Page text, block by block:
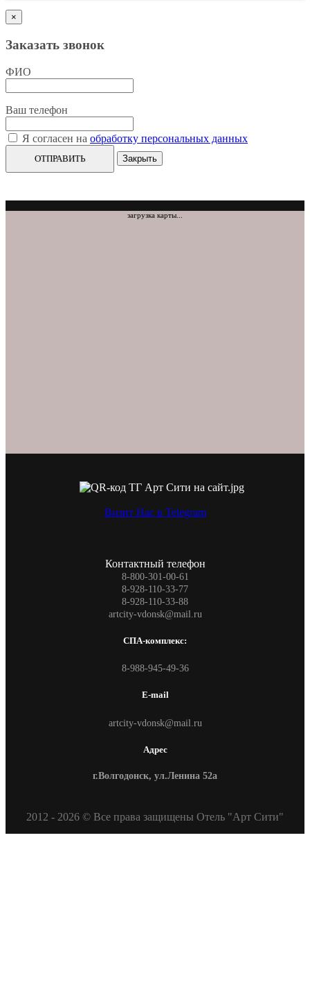
×
Заказать звонок
ФИО
Ваш телефон
Я согласен на обработку персональных данных
ОТПРАВИТЬ Закрыть
загрузка карты...
Визит Нас в Telegram
Контактный телефон
8-800-301-00-61
8-928-110-33-77
8-928-110-33-88
artcity-vdonsk@mail.ru
СПА-комплекс:
8-988-945-49-36
E-mail
artcity-vdonsk@mail.ru
Адрес
г.Волгодонск, ул.Ленина 52а
2012 - 2026 © Все права защищены Отель "Арт Сити"